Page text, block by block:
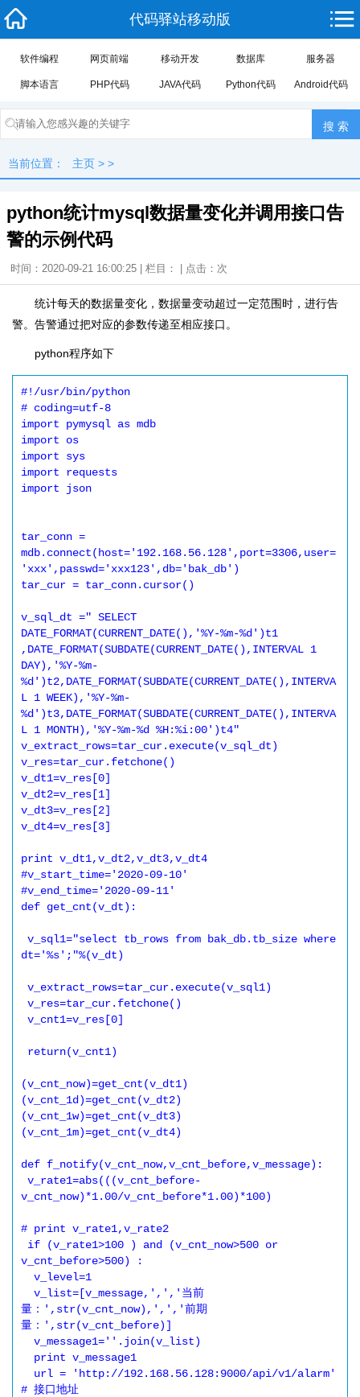
代码驿站移动版
软件编程 网页前端 移动开发 数据库 服务器
脚本语言 PHP代码 JAVA代码 Python代码 Android代码
当前位置： 主页 > >
python统计mysql数据量变化并调用接口告
警的示例代码
时间：2020-09-21 16:00:25 | 栏目： | 点击： 次
统计每天的数据量变化，数据量变动超过一定范围时，进行告
警。告警通过把对应的参数传递至相应接口。
python程序如下
#!/usr/bin/python
# coding=utf-8
import pymysql as mdb
import os
import sys
import requests
import json
tar_conn =
mdb.connect(host='192.168.56.128',port=3306,user=
'xxx',passwd='xxx123',db='bak_db')
tar_cur = tar_conn.cursor()
v_sql_dt =" SELECT
DATE_FORMAT(CURRENT_DATE(),'%Y-%m-%d')t1
,DATE_FORMAT(SUBDATE(CURRENT_DATE(),INTERVAL 1
DAY),'%Y-%m-
%d')t2,DATE_FORMAT(SUBDATE(CURRENT_DATE(),INTERVA
L 1 WEEK),'%Y-%m-
%d')t3,DATE_FORMAT(SUBDATE(CURRENT_DATE(),INTERVA
L 1 MONTH),'%Y-%m-%d %H:%i:00')t4"
v_extract_rows=tar_cur.execute(v_sql_dt)
v_res=tar_cur.fetchone()
v_dt1=v_res[0]
v_dt2=v_res[1]
v_dt3=v_res[2]
v_dt4=v_res[3]
print v_dt1,v_dt2,v_dt3,v_dt4
#v_start_time='2020-09-10'
#v_end_time='2020-09-11'
def get_cnt(v_dt):
dt='%s';"%(v_dt)
(v_cnt_now)=get_cnt(v_dt1)
(v_cnt_1d)=get_cnt(v_dt2)
(v_cnt_1w)=get_cnt(v_dt3)
(v_cnt_1m)=get_cnt(v_dt4)
def f_notify(v_cnt_now,v_cnt_before,v_message):
v_cnt_now)*1.00/v_cnt_before*1.00)*100)
# print v_rate1,v_rate2
v_cnt_before>500) :
量：',str(v_cnt_now),',','前期
量：',str(v_cnt_before)]
# 接口地址